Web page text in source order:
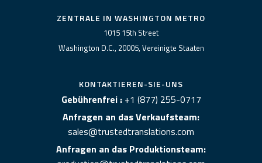
ZENTRALE IN WASHINGTON METRO
1015 15th Street
Washington D.C., 20005, Vereinigte Staaten
KONTAKTIEREN-SIE-UNS
Gebührenfrei : +1 (877) 255-0717
Anfragen an das Verkaufsteam:
sales@trustedtranslations.com
Anfragen an das Produktionsteam: